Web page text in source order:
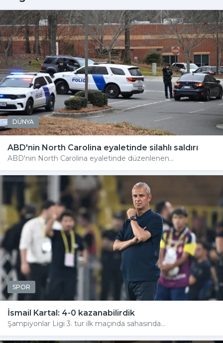
DÜNYA
ABD'nin North Carolina eyaletinde silahlı saldırı
ABD'nin North Carolina eyaletinde düzenlenen...
SPOR
İsmail Kartal: 4-0 kazanabilirdik
Şampiyonlar Ligi 3. tur ilk maçında sahasında...